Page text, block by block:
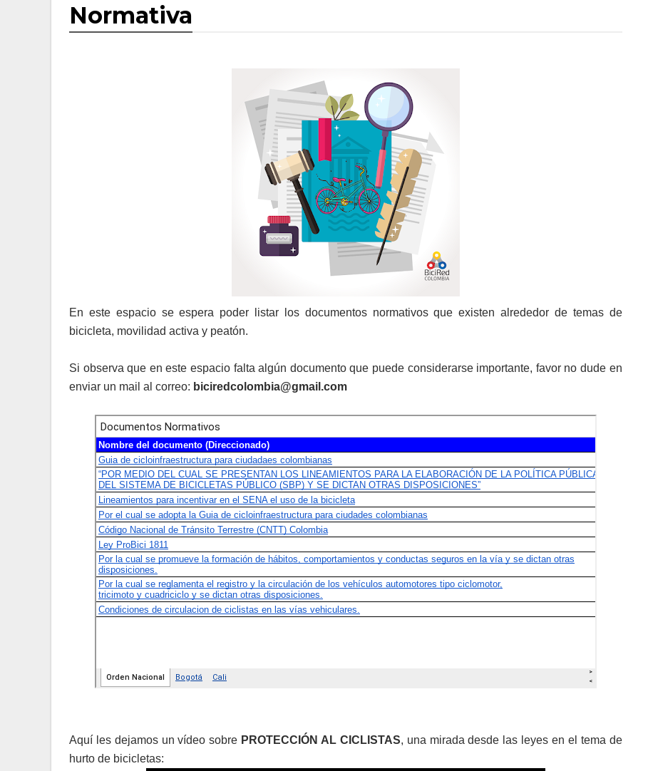
Normativa
En este espacio se espera poder listar los documentos normativos que existen alrededor de temas de
bicicleta, movilidad activa y peatón.
Si observa que en este espacio falta algún documento que puede considerarse importante, favor no dude en
enviar un mail al correo: biciredcolombia@gmail.com
Aquí les dejamos un vídeo sobre PROTECCIÓN AL CICLISTAS, una mirada desde las leyes en el tema de
hurto de bicicletas: